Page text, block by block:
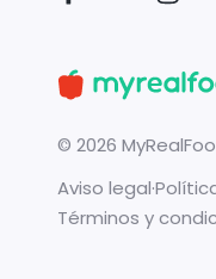
© 2026
Aviso legal·
Términos y